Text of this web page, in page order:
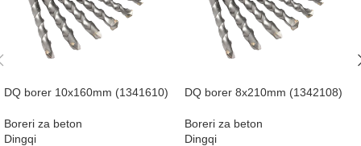
DQ borer 10x160mm (1341610)
Boreri za beton
Dingqi
DQ borer 8x210mm (1342108)
Boreri za beton
Dingqi